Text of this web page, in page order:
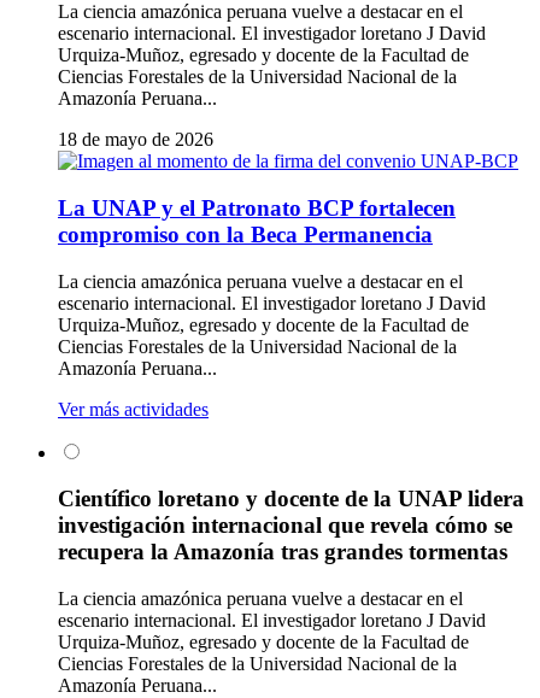
La ciencia amazónica peruana vuelve a destacar en el
escenario internacional. El investigador loretano J David
Urquiza-Muñoz, egresado y docente de la Facultad de
Ciencias Forestales de la Universidad Nacional de la
Amazonía Peruana...
18 de mayo de 2026
La UNAP y el Patronato BCP fortalecen
compromiso con la Beca Permanencia
La ciencia amazónica peruana vuelve a destacar en el
escenario internacional. El investigador loretano J David
Urquiza-Muñoz, egresado y docente de la Facultad de
Ciencias Forestales de la Universidad Nacional de la
Amazonía Peruana...
Ver más actividades
Científico loretano y docente de la UNAP lidera
investigación internacional que revela cómo se
recupera la Amazonía tras grandes tormentas
La ciencia amazónica peruana vuelve a destacar en el
escenario internacional. El investigador loretano J David
Urquiza-Muñoz, egresado y docente de la Facultad de
Ciencias Forestales de la Universidad Nacional de la
Amazonía Peruana...